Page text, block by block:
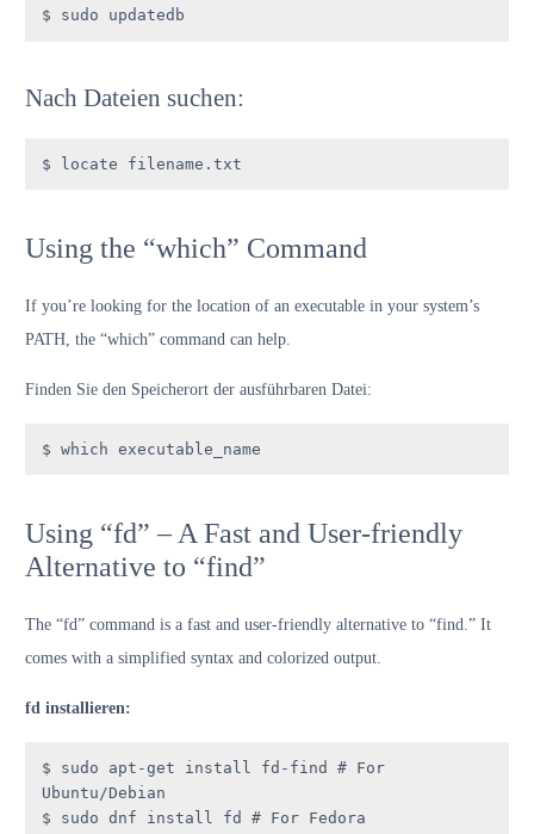
$ sudo updatedb
Nach Dateien suchen:
$ locate filename.txt
Using the “which” Command
If you’re looking for the location of an executable in your system’s
PATH, the “which” command can help.
Finden Sie den Speicherort der ausführbaren Datei:
$ which executable_name
Using “fd” – A Fast and User-friendly
Alternative to “find”
The “fd” command is a fast and user-friendly alternative to “find.” It
comes with a simplified syntax and colorized output.
fd installieren:
$ sudo apt-get install fd-find # For
Ubuntu/Debian
$ sudo dnf install fd # For Fedora